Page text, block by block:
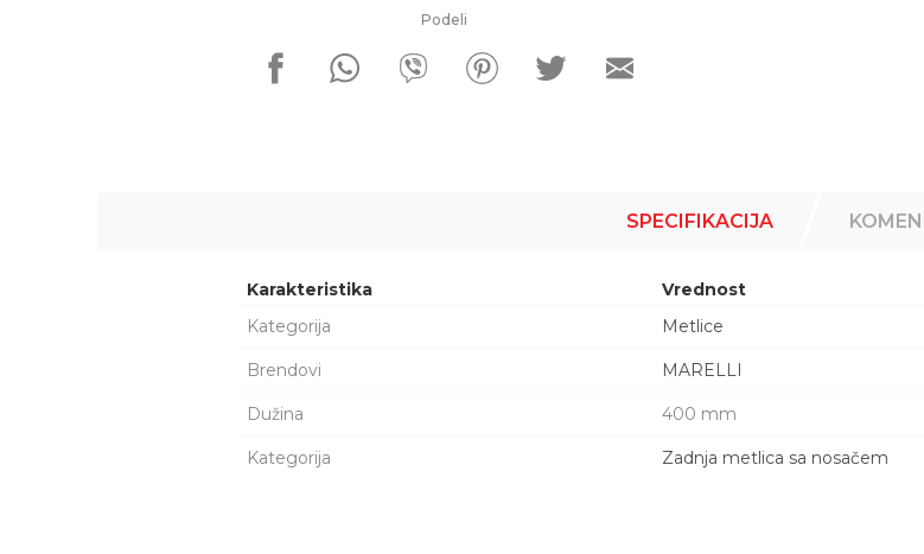
Podeli
SPECIFIKACIJA
Karakteristika
Vrednost
Kategorija
Metlice
Brendovi MARELLI
Dužina 400 mm
Kategorija Zadnja metlica sa nosačem